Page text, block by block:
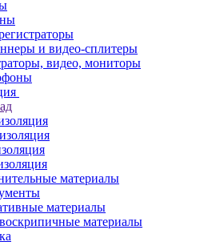
и видео-сплитеры
видео, мониторы
материалы
материалы
материалы